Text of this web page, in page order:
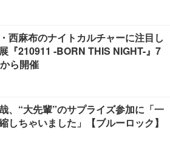
西麻布のナイトカルチャーに注目し
『210911 -BORN THIS NIGHT-』7
ら開催
、“大先輩”のサプライズ参加に「一
しちゃいました」【ブルーロック】